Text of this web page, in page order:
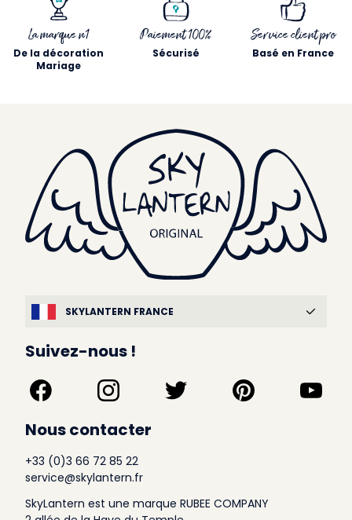
La marque n1
De la décoration
Mariage
Paiement 100%
Sécurisé
Service client pro
Basé en France
SKYLANTERN FRANCE
Suivez-nous !
Nous contacter
+33 (0)3 66 72 85 22
service@skylantern.fr
SkyLantern est une marque RUBEE COMPANY